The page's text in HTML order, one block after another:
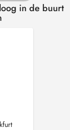
in de buurt